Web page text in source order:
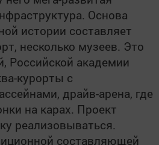
Основа
истории составляет
несколько музеев. Это
Российской академии
курорты с
драйв-арена, где
на карах. Проект
реализовываться.
составляющей